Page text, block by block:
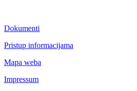
Dokumenti
Pristup informacijama
Mapa weba
Impressum